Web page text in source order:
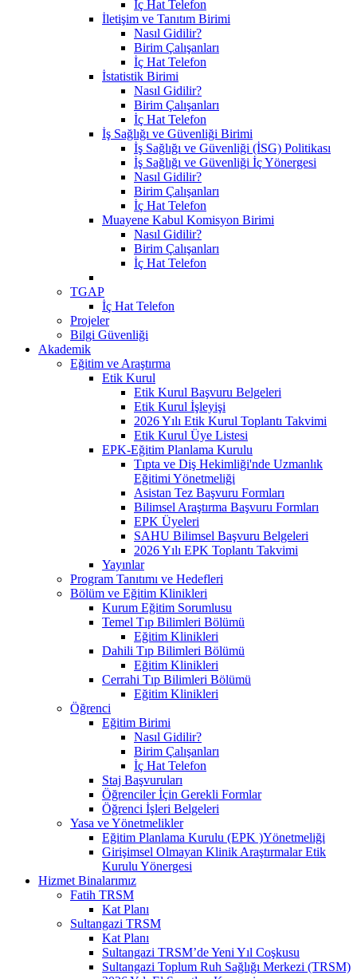
İç Hat Telefon
İletişim ve Tanıtım Birimi
Nasıl Gidilir?
Birim Çalışanları
İç Hat Telefon
İstatistik Birimi
Nasıl Gidilir?
Birim Çalışanları
İç Hat Telefon
İş Sağlığı ve Güvenliği Birimi
İş Sağlığı ve Güvenliği (İSG) Politikası
İş Sağlığı ve Güvenliği İç Yönergesi
Nasıl Gidilir?
Birim Çalışanları
İç Hat Telefon
Muayene Kabul Komisyon Birimi
Nasıl Gidilir?
Birim Çalışanları
İç Hat Telefon
TGAP
İç Hat Telefon
Projeler
Bilgi Güvenliği
Akademik
Eğitim ve Araştırma
Etik Kurul
Etik Kurul Başvuru Belgeleri
Etik Kurul İşleyişi
2026 Yılı Etik Kurul Toplantı Takvimi
Etik Kurul Üye Listesi
EPK-Eğitim Planlama Kurulu
Tıpta ve Diş Hekimliği'nde Uzmanlık
Eğitimi Yönetmeliği
Asistan Tez Başvuru Formları
Bilimsel Araştırma Başvuru Formları
EPK Üyeleri
SAHU Bilimsel Başvuru Belgeleri
2026 Yılı EPK Toplantı Takvimi
Yayınlar
Program Tanıtımı ve Hedefleri
Bölüm ve Eğitim Klinikleri
Kurum Eğitim Sorumlusu
Temel Tıp Bilimleri Bölümü
Eğitim Klinikleri
Dahili Tıp Bilimleri Bölümü
Eğitim Klinikleri
Cerrahi Tıp Bilimleri Bölümü
Eğitim Klinikleri
Öğrenci
Eğitim Birimi
Nasıl Gidilir?
Birim Çalışanları
İç Hat Telefon
Staj Başvuruları
Öğrenciler İçin Gerekli Formlar
Öğrenci İşleri Belgeleri
Yasa ve Yönetmelikler
Eğitim Planlama Kurulu (EPK )Yönetmeliği
Girişimsel Olmayan Klinik Araştırmalar Etik
Kurulu Yönergesi
Hizmet Binalarımız
Fatih TRSM
Kat Planı
Sultangazi TRSM
Kat Planı
Sultangazi TRSM’de Yeni Yıl Coşkusu
Sultangazi Toplum Ruh Sağlığı Merkezi (TRSM)